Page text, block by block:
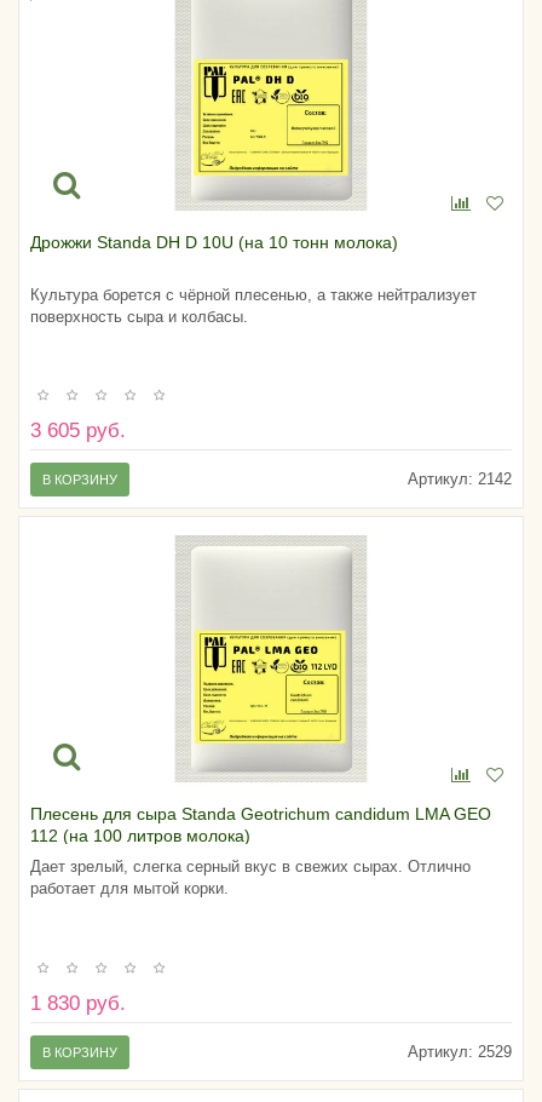
Дрожжи Standa DH D 10U (на 10 тонн молока)
Культура борется с чёрной плесенью, а также нейтрализует
поверхность сыра и колбасы.
3 605 руб.
Артикул: 2142
В КОРЗИНУ
Плесень для сыра Standa Geotrichum candidum LMA GEO
112 (на 100 литров молока)
Дает зрелый, слегка серный вкус в свежих сырах. Отлично
работает для мытой корки.
1 830 руб.
Артикул: 2529
В КОРЗИНУ